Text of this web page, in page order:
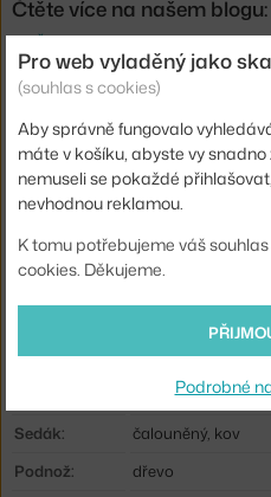
Čtěte více na našem blogu:
Židle Eames v proměnách
Co znamenají zkratky u židlí
Výška:
85 cm
Výška sedáku:
44,5 cm
Hloubka:
51 cm
Šířka:
49 cm
Područky:
bez područek
Materiál:
dřevo, ocel,
Sedák:
čalouněný, kov
Podnož:
dřevo
Pro web vyladěný jako
(souhlas s cookies)
Aby správně fungovalo
máte v košíku, abyste vy
nemuseli se pokaždé
nevhodnou reklamou.
K tomu potřebujeme váš
cookies. Děkujeme.
Podrobné